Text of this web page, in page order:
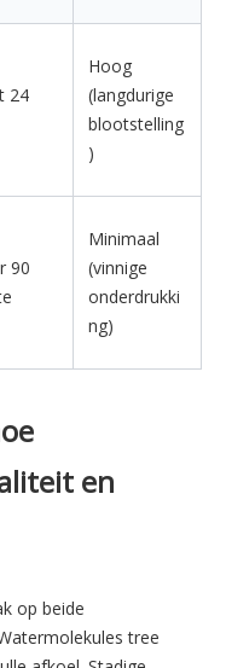
24
Hoog
(langdurige
blootstelling
)
90
Minimaal
(vinnige
onderdrukki
ng)
en
op beide
tree